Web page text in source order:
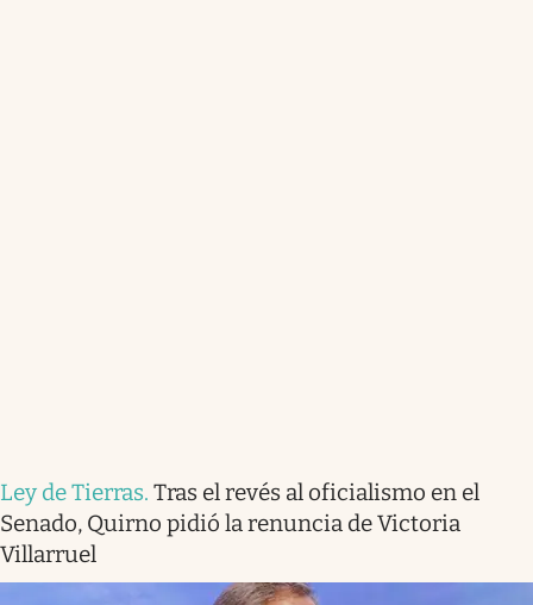
Ley de Tierras. Tras el revés al oficialismo en el
Senado, Quirno pidió la renuncia de Victoria
Villarruel